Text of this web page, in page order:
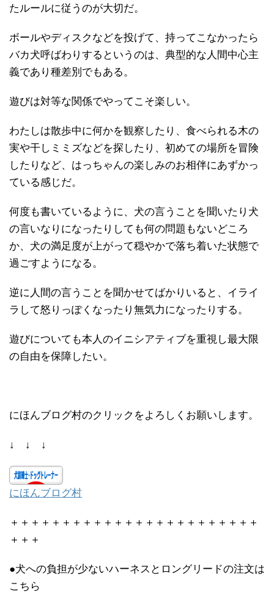
たルールに従うのが大切だ。
ボールやディスクなどを投げて、持ってこなかったら
バカ犬呼ばわりするというのは、典型的な人間中心主
義であり種差別でもある。
遊びは対等な関係でやってこそ楽しい。
わたしは散歩中に何かを観察したり、食べられる木の
実や干しミミズなどを探したり、初めての場所を冒険
したりなど、はっちゃんの楽しみのお相伴にあずかっ
ている感じだ。
何度も書いているように、犬の言うことを聞いたり犬
の言いなりになったりしても何の問題もないどころ
か、犬の満足度が上がって穏やかで落ち着いた状態で
過ごすようになる。
逆に人間の言うことを聞かせてばかりいると、イライ
ラして怒りっぽくなったり無気力になったりする。
遊びについても本人のイニシアティブを重視し最大限
の自由を保障したい。
にほんブログ村のクリックをよろしくお願いします。
↓ ↓ ↓
にほんブログ村
＋＋＋＋＋＋＋＋＋＋＋＋＋＋＋＋＋＋＋＋＋＋＋＋
＋＋＋
●犬への負担が少ないハーネスとロングリードの注文は
こちら